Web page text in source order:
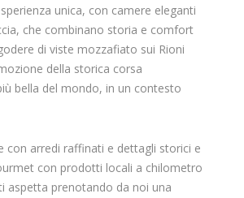
unica, con camere eleganti
che combinano storia e comfort
di viste mozzafiato sui Rioni
della storica corsa
bella del mondo, in un contesto
con arredi raffinati e dettagli storici e
con prodotti locali a chilometro
aspetta prenotando da noi una